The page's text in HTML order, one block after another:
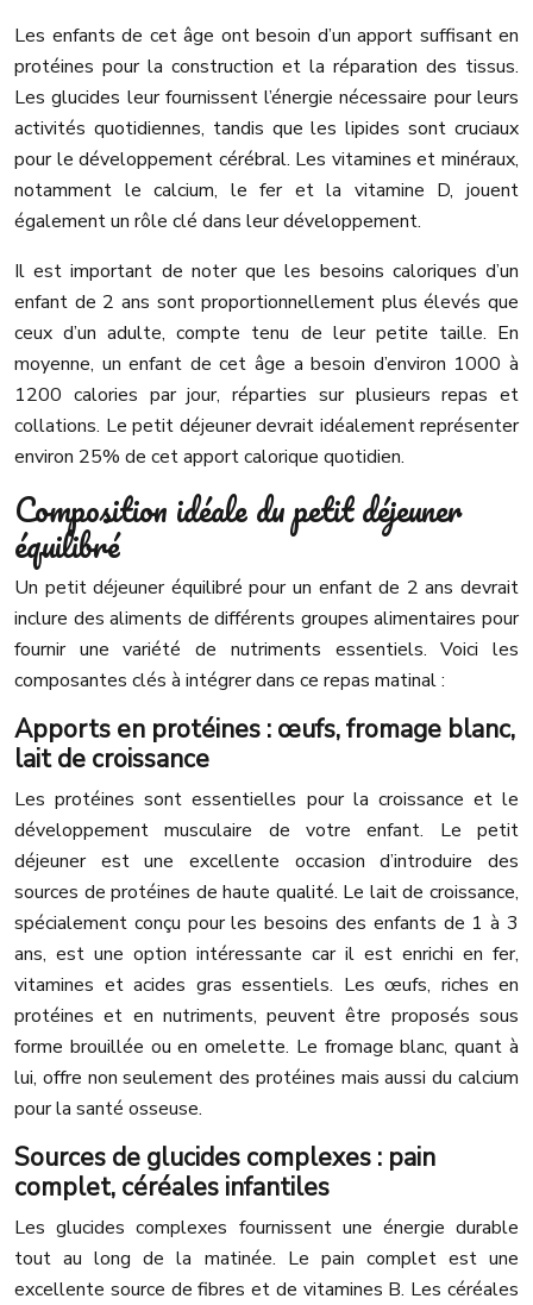
Les enfants de cet âge ont besoin d’un apport suffisant en
protéines pour la construction et la réparation des tissus.
Les glucides leur fournissent l’énergie nécessaire pour leurs
activités quotidiennes, tandis que les lipides sont cruciaux
pour le développement cérébral. Les vitamines et minéraux,
notamment le calcium, le fer et la vitamine D, jouent
également un rôle clé dans leur développement.
Il est important de noter que les besoins caloriques d’un
enfant de 2 ans sont proportionnellement plus élevés que
ceux d’un adulte, compte tenu de leur petite taille. En
moyenne, un enfant de cet âge a besoin d’environ 1000 à
1200 calories par jour, réparties sur plusieurs repas et
collations. Le petit déjeuner devrait idéalement représenter
environ 25% de cet apport calorique quotidien.
Composition idéale du petit déjeuner
équilibré
Un petit déjeuner équilibré pour un enfant de 2 ans devrait
inclure des aliments de différents groupes alimentaires pour
fournir une variété de nutriments essentiels. Voici les
composantes clés à intégrer dans ce repas matinal :
Apports en protéines : œufs, fromage blanc,
lait de croissance
Les protéines sont essentielles pour la croissance et le
développement musculaire de votre enfant. Le petit
déjeuner est une excellente occasion d’introduire des
sources de protéines de haute qualité. Le lait de croissance,
spécialement conçu pour les besoins des enfants de 1 à 3
ans, est une option intéressante car il est enrichi en fer,
vitamines et acides gras essentiels. Les œufs, riches en
protéines et en nutriments, peuvent être proposés sous
forme brouillée ou en omelette. Le fromage blanc, quant à
lui, offre non seulement des protéines mais aussi du calcium
pour la santé osseuse.
Sources de glucides complexes : pain
complet, céréales infantiles
Les glucides complexes fournissent une énergie durable
tout au long de la matinée. Le pain complet est une
excellente source de fibres et de vitamines B. Les céréales